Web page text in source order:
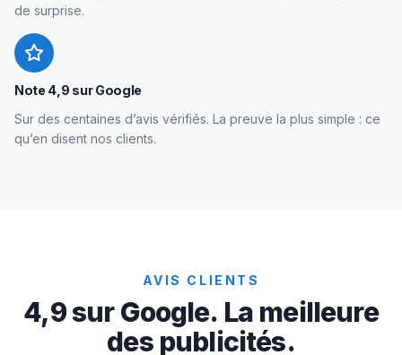
de surprise.
Note 4,9 sur Google
Sur des centaines d’avis vérifiés. La preuve la plus simple : ce
qu’en disent nos clients.
AVIS CLIENTS
4,9 sur Google. La meilleure
des publicités.